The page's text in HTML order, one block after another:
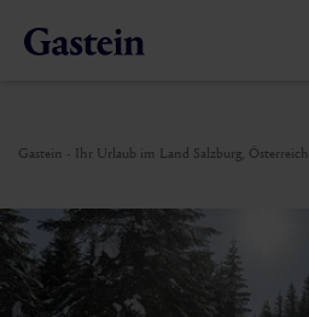
Gastein - Ihr Urlaub im Land Salzburg, Österreich